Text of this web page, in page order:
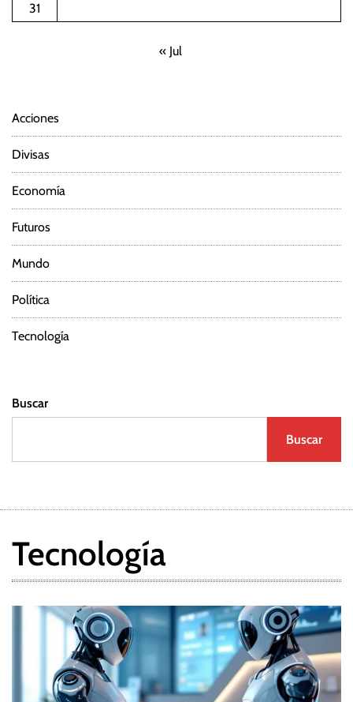
31
« Jul
Acciones
Divisas
Economía
Futuros
Mundo
Política
Tecnología
Buscar
Buscar
Tecnología